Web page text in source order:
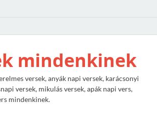
mindenkinek
versek, anyák napi versek, karácsonyi
versek, mikulás versek, apák napi vers,
mindenkinek.